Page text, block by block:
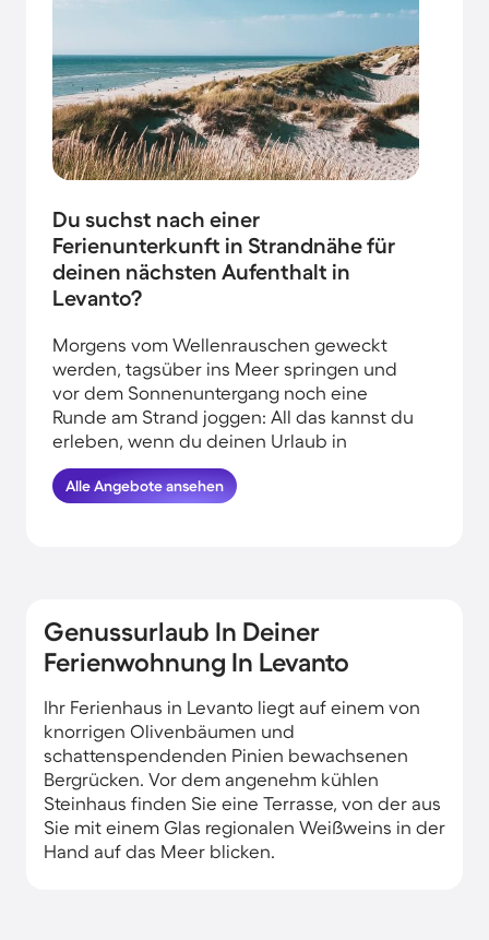
Du suchst nach einer
Ferienunterkunft in Strandnähe für
deinen nächsten Aufenthalt in
Levanto?
Morgens vom Wellenrauschen geweckt
werden, tagsüber ins Meer springen und
vor dem Sonnenuntergang noch eine
Runde am Strand joggen: All das kannst du
erleben, wenn du deinen Urlaub in
Strandnähe in Levanto verbringst.
HomeToGo hat für euch die besten
Alle Angebote ansehen
Genussurlaub In Deiner
Ferienwohnung In Levanto
Ihr Ferienhaus in Levanto liegt auf einem von
knorrigen Olivenbäumen und
schattenspendenden Pinien bewachsenen
Bergrücken. Vor dem angenehm kühlen
Steinhaus finden Sie eine Terrasse, von der aus
Sie mit einem Glas regionalen Weißweins in der
Hand auf das Meer blicken.